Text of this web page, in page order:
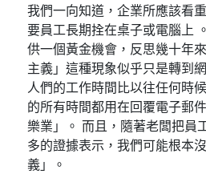
我們一向知道，企業所應該看
要員工長期拴在桌子或電腦上
供一個黃金機會，反思幾十年
主義」這種現象似乎只是轉到
人們的工作時間比以往任何時
的所有時間都用在回覆電子郵
樂業」。 而且，隨著老闆把員
多的證據表示，我們可能根本
義」。